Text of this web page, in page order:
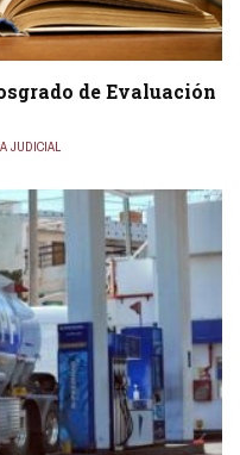
de Evaluación
JUDICIAL